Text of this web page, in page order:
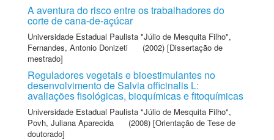
A aventura do risco entre os trabalhadores do
corte de cana-de-açúcar
Universidade Estadual Paulista "Júlio de Mesquita Filho",
Fernandes, Antonio Donizeti
(2002) [Dissertação de
mestrado]
Reguladores vegetais e bioestimulantes no
desenvolvimento de Salvia officinalis L:
avaliações fisológicas, bioquímicas e fitoquímicas
Universidade Estadual Paulista "Júlio de Mesquita Filho",
Povh, Juliana Aparecida
(2008) [Orientação de Tese de
doutorado]